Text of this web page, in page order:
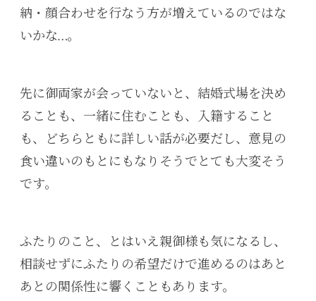
納・顔合わせを行なう方が増えているのではな
いかな…。
先に御両家が会っていないと、結婚式場を決め
ることも、一緒に住むことも、入籍すること
も、どちらともに詳しい話が必要だし、意見の
食い違いのもとにもなりそうでとても大変そう
です。
ふたりのこと、とはいえ親御様も気になるし、
相談せずにふたりの希望だけで進めるのはあと
あとの関係性に響くこともあります。